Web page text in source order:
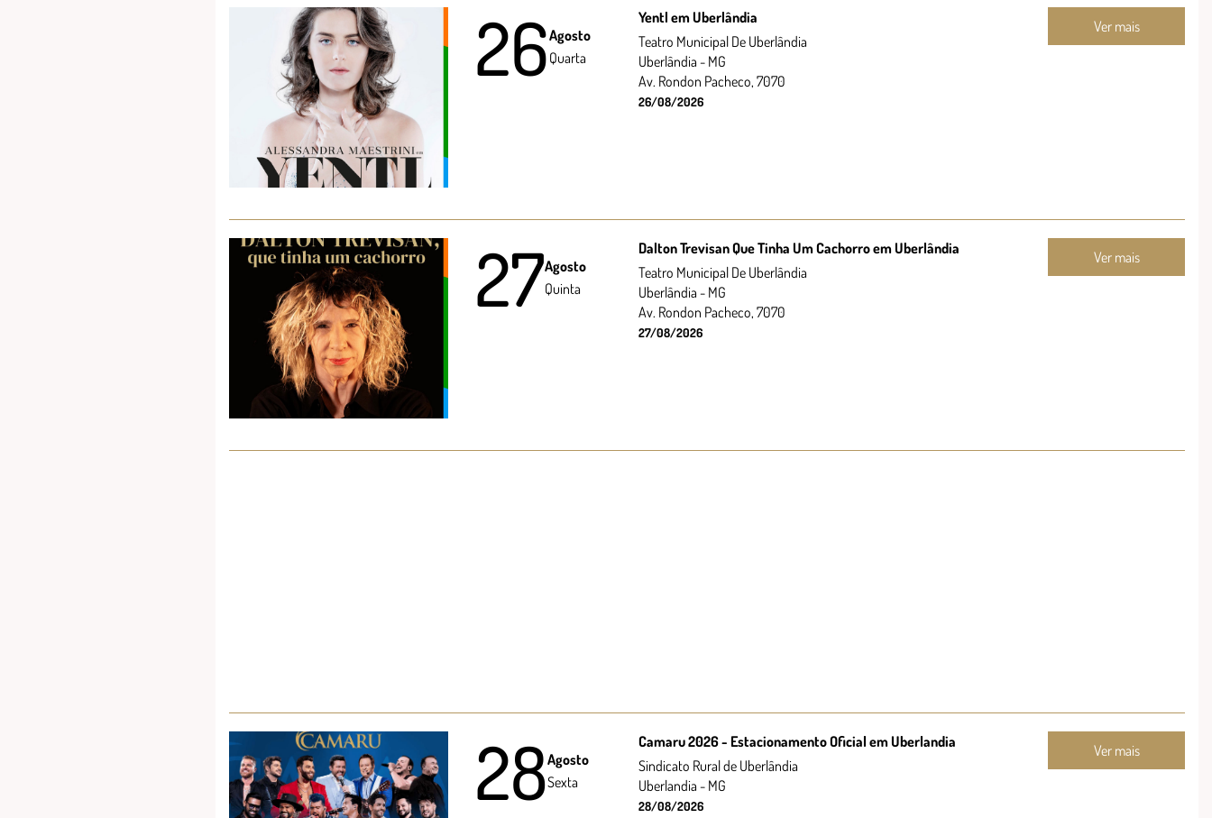
26Agosto
Quarta
Yentl em Uberlândia
Teatro Municipal De Uberlândia
Uberlândia - MG
Av. Rondon Pacheco, 7070
26/08/2026
Ver mais
27Agosto
Quinta
Dalton Trevisan Que Tinha Um Cachorro em Uberlândia
Teatro Municipal De Uberlândia
Uberlândia - MG
Av. Rondon Pacheco, 7070
27/08/2026
Ver mais
28Agosto
Sexta
Camaru 2026 - Estacionamento Oficial em Uberlandia
Sindicato Rural de Uberlândia
Uberlandia - MG
28/08/2026
Ver mais